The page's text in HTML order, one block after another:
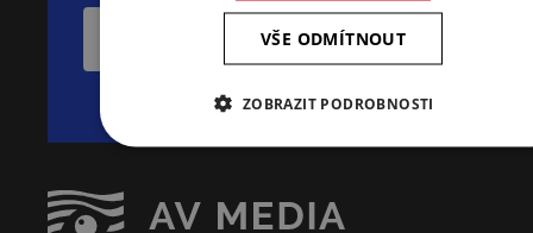
CHCI ODEBÍRAT NOVINKY
VŠE ODMÍTNOUT
ZOBRAZIT PODROBNOSTI